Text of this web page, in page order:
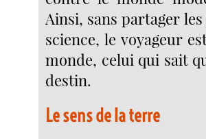
Ainsi, sans partager
science, le voyageur
monde, celui qui sait
destin.
Le sens de la terre